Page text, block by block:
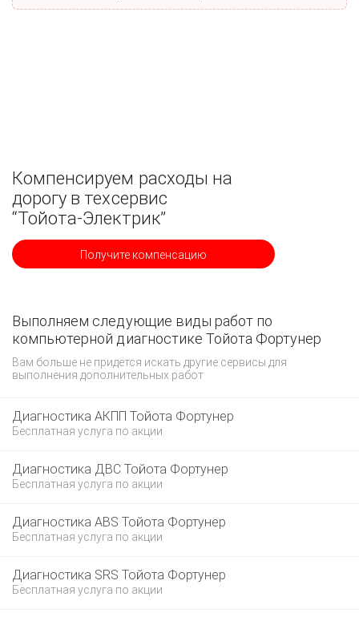
Компенсируем расходы на
дорогу в техсервис
“Тойота-Электрик”
Получите компенсацию
Выполняем следующие виды работ по
компьютерной диагностике Тойота Фортунер
Вам больше не придётся искать другие сервисы для
выполнения дополнительных работ
Диагностика АКПП Тойота Фортунер
Бесплатная услуга по акции
Диагностика ДВС Тойота Фортунер
Бесплатная услуга по акции
Диагностика ABS Тойота Фортунер
Бесплатная услуга по акции
Диагностика SRS Тойота Фортунер
Бесплатная услуга по акции